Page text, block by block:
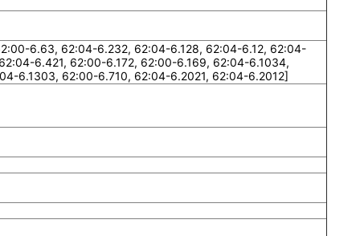
6.63, 62:04-6.232, 62:04-6.128, 62:04-6.12, 62:04-
6.421, 62:00-6.172, 62:00-6.169, 62:04-6.1034,
6.1303, 62:00-6.710, 62:04-6.2021, 62:04-6.2012]